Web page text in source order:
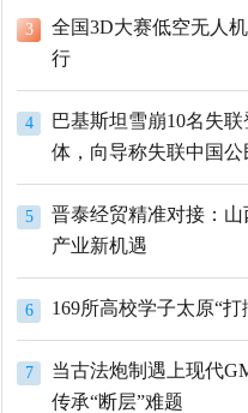
3
全国3D大赛低空无人
行
4
巴基斯坦雪崩10名失
体，向导称失联中国
员：已定位到3个追踪
5
晋泰经贸精准对接：山
产业新机遇
6 169所高校学子太原“
7
当古法炮制遇上现代
传承“断层”难题